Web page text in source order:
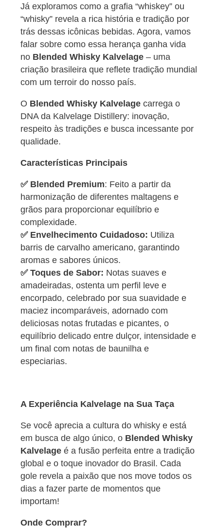
Já exploramos como a grafia “whiskey” ou
“whisky” revela a rica história e tradição por
trás dessas icônicas bebidas. Agora, vamos
falar sobre como essa herança ganha vida
no Blended Whisky Kalvelage – uma
criação brasileira que reflete tradição mundial
com um terroir do nosso país.
O Blended Whisky Kalvelage carrega o
DNA da Kalvelage Distillery: inovação,
respeito às tradições e busca incessante por
qualidade.
Características Principais
✅ Blended Premium: Feito a partir da
harmonização de diferentes maltagens e
grãos para proporcionar equilíbrio e
complexidade.
✅ Envelhecimento Cuidadoso: Utiliza
barris de carvalho americano, garantindo
aromas e sabores únicos.
✅ Toques de Sabor: Notas suaves e
amadeiradas, ostenta um perfil leve e
encorpado, celebrado por sua suavidade e
maciez incomparáveis, adornado com
deliciosas notas frutadas e picantes, o
equilíbrio delicado entre dulçor, intensidade e
um final com notas de baunilha e
especiarias.
A Experiência Kalvelage na Sua Taça
Se você aprecia a cultura do whisky e está
em busca de algo único, o Blended Whisky
Kalvelage é a fusão perfeita entre a tradição
global e o toque inovador do Brasil. Cada
gole revela a paixão que nos move todos os
dias a fazer parte de momentos que
importam!
Onde Comprar?